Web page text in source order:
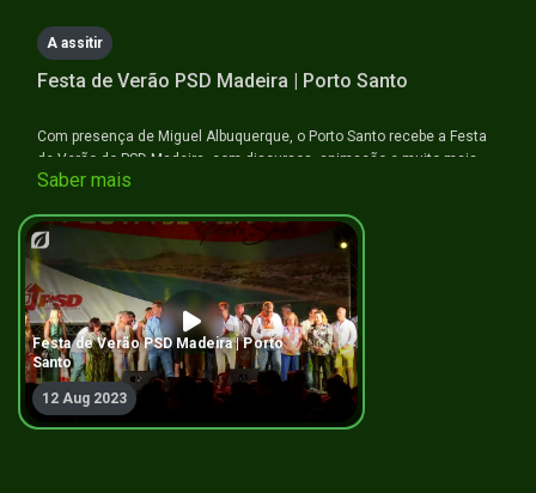
A assitir
Festa de Verão PSD Madeira | Porto Santo
Com presença de Miguel Albuquerque, o Porto Santo recebe a Festa
de Verão do PSD-Madeira, com discursos, animação e muito mais.
Não perca!
Saber mais
Festa de Verão PSD Madeira | Porto
Santo
12 Aug 2023